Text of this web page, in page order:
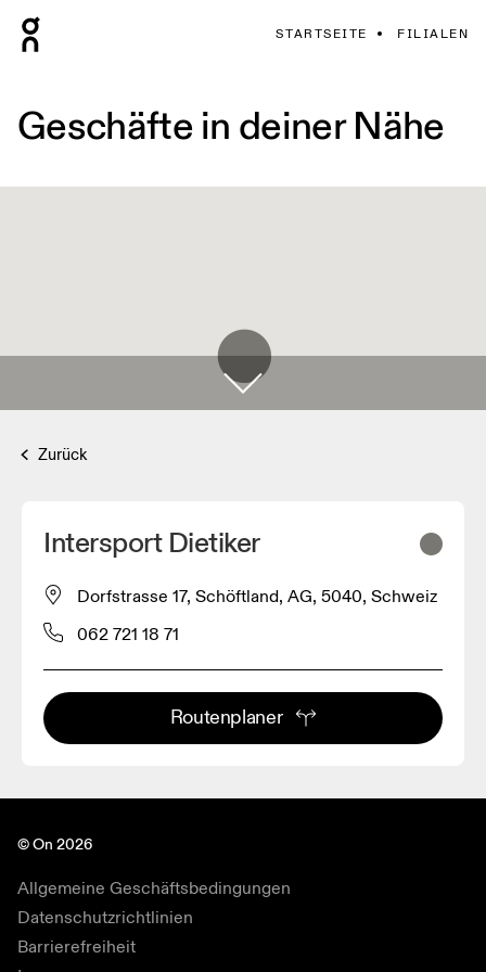
STARTSEITE FILIALEN
Geschäfte in deiner Nähe
Zurück
Intersport Dietiker
Dorfstrasse 17, Schöftland, AG, 5040, Schweiz
062 721 18 71
Routenplaner
© On 2026
Allgemeine Geschäftsbedingungen
Datenschutzrichtlinien
Barrierefreiheit